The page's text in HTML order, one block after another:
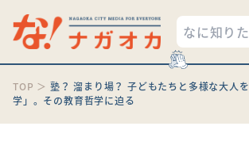
TOP ＞ 塾？ 溜まり場？ 子どもたちと多様な大人
学」。その教育哲学に迫る